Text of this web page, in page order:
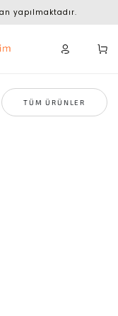
yapılmaktadır.
TÜM ÜRÜNLER